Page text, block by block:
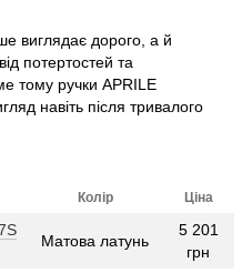
виглядає дорого, а й
потертостей та
тому ручки APRILE
навіть після тривалого
Колір Ціна
Матова латунь
5 201
грн